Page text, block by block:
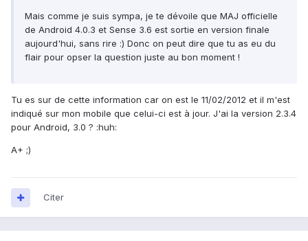
Mais comme je suis sympa, je te dévoile que MAJ officielle
de Android 4.0.3 et Sense 3.6 est sortie en version finale
aujourd'hui, sans rire :) Donc on peut dire que tu as eu du
flair pour opser la question juste au bon moment !
Tu es sur de cette information car on est le 11/02/2012 et il m'est
indiqué sur mon mobile que celui-ci est à jour. J'ai la version 2.3.4
pour Android, 3.0 ? :huh:
A+ ;)
Citer